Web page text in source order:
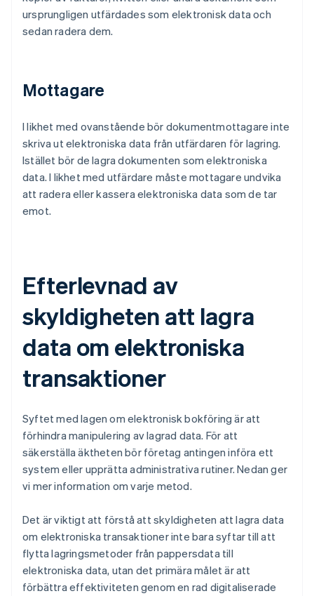
ursprungligen utfärdades som elektronisk data och
sedan radera dem.
Mottagare
I likhet med ovanstående bör dokumentmottagare inte
skriva ut elektroniska data från utfärdaren för lagring.
Istället bör de lagra dokumenten som elektroniska
data. I likhet med utfärdare måste mottagare undvika
att radera eller kassera elektroniska data som de tar
emot.
Efterlevnad av
skyldigheten att lagra
data om elektroniska
transaktioner
Syftet med lagen om elektronisk bokföring är att
förhindra manipulering av lagrad data. För att
säkerställa äktheten bör företag antingen införa ett
system eller upprätta administrativa rutiner. Nedan ger
vi mer information om varje metod.
Det är viktigt att förstå att skyldigheten att lagra data
om elektroniska transaktioner inte bara syftar till att
flytta lagringsmetoder från pappersdata till
elektroniska data, utan det primära målet är att
förbättra effektiviteten genom en rad digitaliserade